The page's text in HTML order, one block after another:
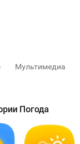
Мультимедиа
Погода